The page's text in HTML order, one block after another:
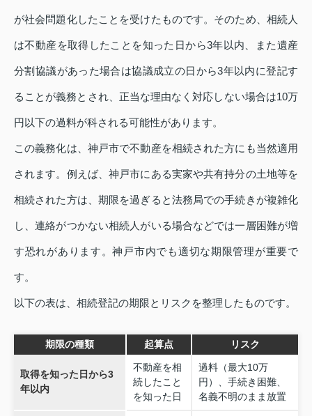
が社会問題化したことを受けたものです。そのため、相続人
は不動産を取得したことを知った日から3年以内、また遺産
分割協議があった場合は協議成立の日から3年以内に登記す
ることが義務とされ、正当な理由なく対応しない場合は10万
円以下の過料が科される可能性があります。
この義務化は、神戸市で不動産を相続された方にも当然適用
されます。例えば、神戸市にある実家や共有持分の土地等を
相続された方は、期限を過ぎると法務局での手続きが複雑化
し、連絡がつかない相続人がいる場合などでは一層困難が増
す恐れがあります。神戸市内でも適切な期限管理が重要で
す。
以下の表は、相続登記の期限とリスクを整理したものです。
期限の種類 起算点 リスク
取得を知った日から3
年以内
不動産を相
続したこと
を知った日
過料（最大10万
円）、手続き困難、
名義不明のまま放置